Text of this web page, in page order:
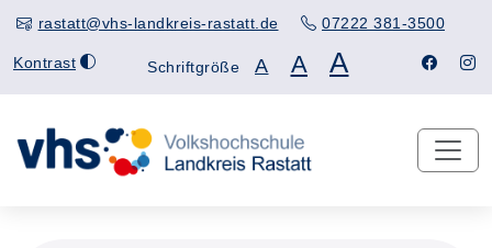
rastatt@vhs-landkreis-rastatt.de 07222 381-3500
Kontrast Schriftgröße A A A